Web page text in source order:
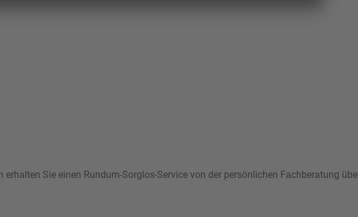
Sie einen Rundum-Sorglos-Service von der persönlichen Fachberatung